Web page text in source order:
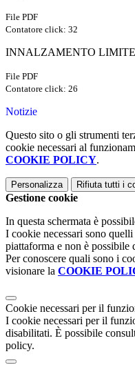
File PDF
Contatore click: 32
INNALZAMENTO
File PDF
Contatore click: 26
Notizie
Questo sito o gli strumenti
cookie necessari al
COOKIE POLICY.
Personalizza Rifiuta tutti i
Gestione cookie
In questa schermata è
I cookie necessari sono
piattaforma e non è possibile
Per conoscere quali sono i
visionare la COOKIE
Cookie necessari per il
I cookie necessari per il
disabilitati. È possibile
policy.